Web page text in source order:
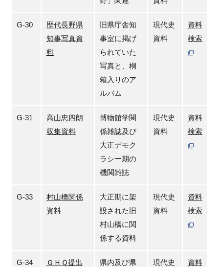
G-30
歴代長野県
知事写真資
料
旧県庁舎知
事室に掲げ
られていた
写真と、桐
箱入りのア
ルバム
現代史
資料
資料
検索
G-31
高山忠四朗
収集資料
博物館学関
係雑誌及び
大正デモク
ラシー期の
機関雑誌
現代史
資料
資料
検索
G-33
村山橋関係
資料
大正期に架
設された旧
村山橋に関
係する資料
現代史
資料
資料
検索
G-34
ＧＨＱ提出
県内及び県
現代史
資料